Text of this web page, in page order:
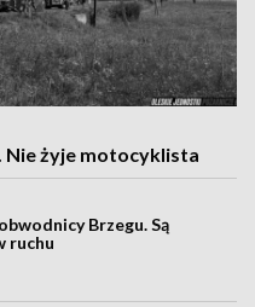
żyje motocyklista
Brzegu. Są
ruchu